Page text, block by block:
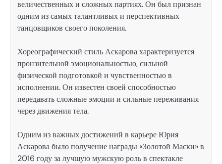
величественных и сложных партиях. Он был признан
одним из самых талантливых и перспективных
танцовщиков своего поколения.
Хореографический стиль Аскарова характеризуется
пронзительной эмоциональностью, сильной
физической подготовкой и чувственностью в
исполнении. Он известен своей способностью
передавать сложные эмоции и сильные переживания
через движения тела.
Одним из важных достижений в карьере Юрия
Аскарова было получение награды «Золотой Маски» в
2016 году за лучшую мужскую роль в спектакле